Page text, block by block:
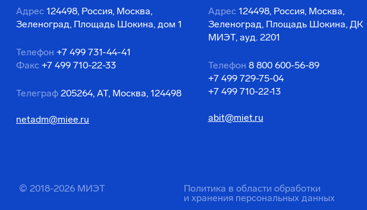
Адрес 124498, Россия, Москва,
Зеленоград, Площадь Шокина, дом 1
Телефон +7 499 731-44-41
Факс +7 499 710-22-33
Телеграф 205264, АТ, Москва, 124498
netadm@miee.ru
Адрес 124498, Россия, Москва,
Зеленоград, Площадь Шокина, ДК
МИЭТ, ауд. 2201
Телефон 8 800 600-56-89
+7 499 729-75-04
+7 499 710-22-13
abit@miet.ru
© 2018-2026 МИЭТ
Политика в области обработки
и хранения персональных данных